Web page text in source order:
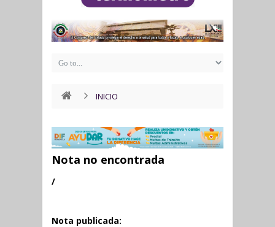
INICIO
Nota no encontrada
/
Nota publicada: